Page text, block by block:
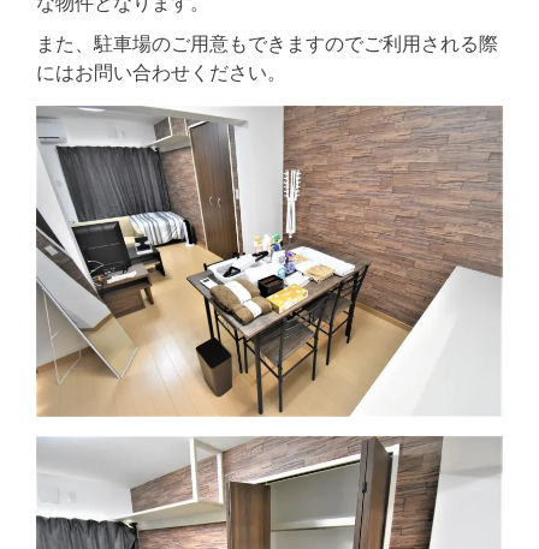
また、駐車場のご用意もできますのでご利用される際
にはお問い合わせください。